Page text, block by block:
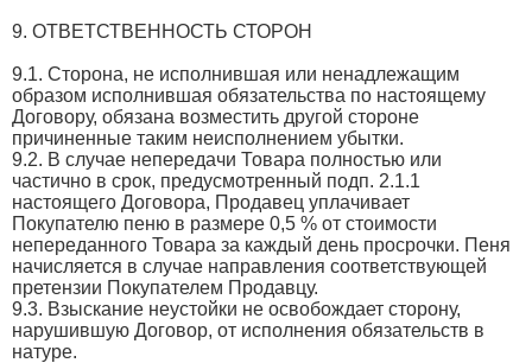
9. ОТВЕТСТВЕННОСТЬ СТОРОН
9.1. Сторона, не исполнившая или ненадлежащим
образом исполнившая обязательства по настоящему
Договору, обязана возместить другой стороне
причиненные таким неисполнением убытки.
9.2. В случае непередачи Товара полностью или
частично в срок, предусмотренный подп. 2.1.1
настоящего Договора, Продавец уплачивает
Покупателю пеню в размере 0,5 % от стоимости
непереданного Товара за каждый день просрочки. Пеня
начисляется в случае направления соответствующей
претензии Покупателем Продавцу.
9.3. Взыскание неустойки не освобождает сторону,
нарушившую Договор, от исполнения обязательств в
натуре.